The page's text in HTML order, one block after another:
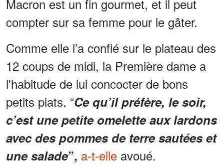
Macron est un fin gourmet, et il peut
compter sur sa femme pour le gâter.
Comme elle l’a confié sur le plateau des
12 coups de midi, la Première dame a
l'habitude de lui concocter de bons
petits plats. “Ce qu’il préfère, le soir,
c’est une petite omelette aux lardons
avec des pommes de terre sautées et
une salade”, a-t-elle avoué.